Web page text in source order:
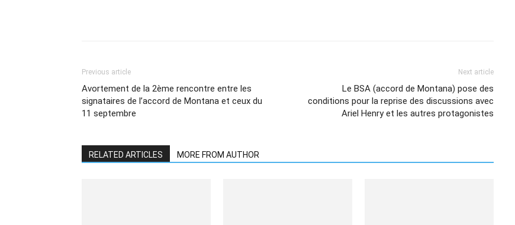
Previous article
Avortement de la 2ème rencontre entre les
signataires de l’accord de Montana et ceux du
11 septembre
Next article
Le BSA (accord de Montana) pose des
conditions pour la reprise des discussions avec
Ariel Henry et les autres protagonistes
RELATED ARTICLES MORE FROM AUTHOR